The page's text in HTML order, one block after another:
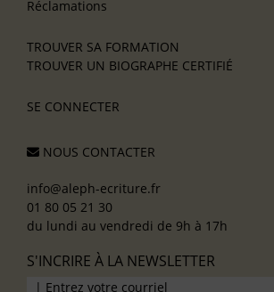
Réclamations
TROUVER SA FORMATION
TROUVER UN BIOGRAPHE CERTIFIÉ
SE CONNECTER
NOUS CONTACTER
info@aleph-ecriture.fr
01 80 05 21 30
du lundi au vendredi de 9h à 17h
S'INCRIRE À LA NEWSLETTER